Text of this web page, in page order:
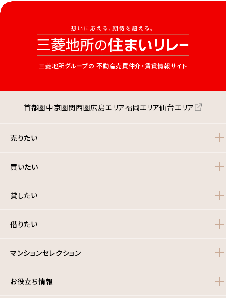
三菱地所グループの 不動産売買仲介・賃貸情報サイト
首都圏中京圏関西圏広島エリア福岡エリア仙台エリア
売りたい
買いたい
貸したい
借りたい
マンションセレクション
お役立ち情報